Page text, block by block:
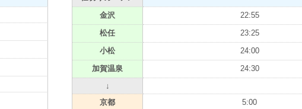
金沢 22:55
松任 23:25
小松 24:00
加賀温泉 24:30
↓
京都
5:00